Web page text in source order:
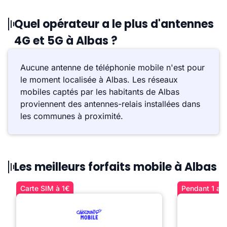
Quel opérateur a le plus d'antennes
4G et 5G à Albas ?
Aucune antenne de téléphonie mobile n'est pour
le moment localisée à Albas. Les réseaux
mobiles captés par les habitants de Albas
proviennent des antennes-relais installées dans
les communes à proximité.
Les meilleurs forfaits mobile à Albas
Carte SIM à 1€ Pendant 1